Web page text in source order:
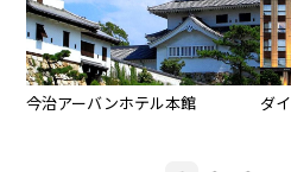
今治アーバンホテル本館 ダ